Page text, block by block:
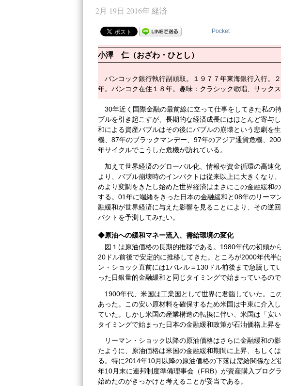
2月 19日 2016年 経済
Pocket
小澤 仁（おざわ・ひとし）
バンコック銀行執行副頭取。１９７７年東海銀行入行。
年。バンコク在住１８年。趣味：クラシック歌唱、サックス
30年近く国際金融の最前線に立って仕事をしてきた私の
ブルを引き起こすが、長期的な経済成長にはほとんど寄与
和による資産バブルはその後にバブルの崩壊という悲劇を
機、87年のブラックマンデー、97年のアジア通貨危機、
年サイクルでこうした危機が訪れている。
加えて世界経済のグローバル化、情報や資金循環の高速
より、バブル崩壊時のインパクトは従来以上に大きくなり
めより変調をきたし始めた世界経済はまさにこの金融緩和
する。01年に端緒をきった日本の金融緩和と08年のリーマ
融緩和が世界経済に与えた影響を見ることにより、その逆
パクトを予測してみたい。
◆原油への緩和マネー流入、需給環境の変化
図１は原油価格の長期的推移である。1980年代の初頭か
20ドル前後で安定的に推移してきた。ところが2000年代半
ン・ショック直前には1バレル＝130ドル前後まで急騰して
った日銀量的金融緩和と同じタイミングで始まっているので
1900年代、米国は工業国として世界に君臨していた。こ
あった。この安い原材料を確保するため米国は中東に介入
ていた。しかし米国の産業構造の転換に伴い、米国は「安
タイミングで始まった日本の金融緩和政策が石油価格上昇
リーマン・ショック以降の原油価格はさらに金融緩和の
たように、原油価格は米国の金融緩和期間に上昇、もしく
る。特に2014年10月以降の原油価格の下落は需給関係な
年10月末に連邦制度準備理事会（FRB）が資産購入プログ
始めたのがきっかけと考えることが妥当である。